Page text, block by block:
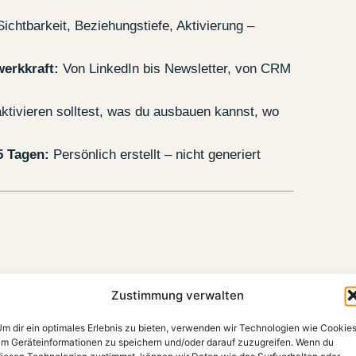
Zustimmung verwalten
dir ein optimales Erlebnis zu bieten, verwenden wir Technologien wie
Geräteinformationen zu speichern und/oder darauf zuzugreifen. Wenn du
Beziehungstiefe, Aktivierung –
Von LinkedIn bis Newsletter, von CRM
solltest, was du ausbauen kannst, wo
Tagen: Persönlich erstellt – nicht generiert